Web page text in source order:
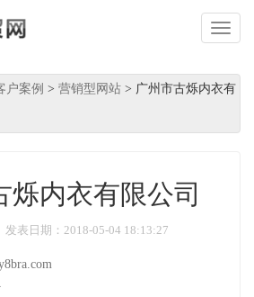
Toggle
户案例 > 营销型网站 > 广州市古烁内衣有
烁内衣有限公司
表日期：2018-05-04 18:13:27